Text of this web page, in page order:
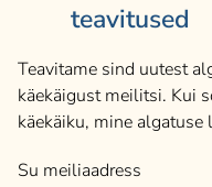
teavitused
Teavitame sind uutest
käekäigust meilitsi. Kui
käekäiku, mine
Su meiliaadress